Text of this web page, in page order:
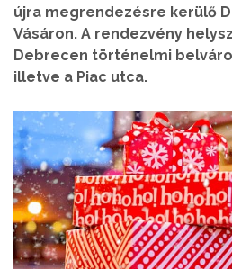
újra megrendezésre kerülő
Vásáron. A rendezvény
Debrecen történelmi
illetve a Piac utca.